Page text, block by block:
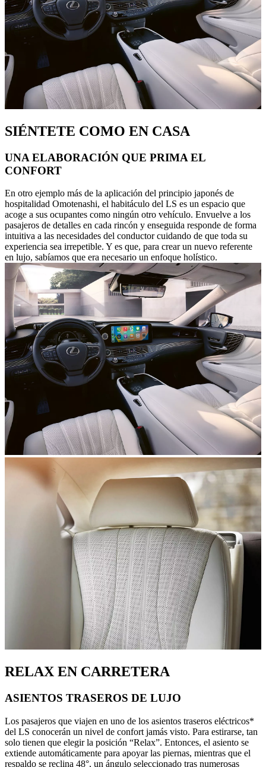
SIÉNTETE COMO EN CASA
UNA ELABORACIÓN QUE PRIMA EL
CONFORT
En otro ejemplo más de la aplicación del principio japonés de
hospitalidad Omotenashi, el habitáculo del LS es un espacio que
acoge a sus ocupantes como ningún otro vehículo. Envuelve a los
pasajeros de detalles en cada rincón y enseguida responde de forma
intuitiva a las necesidades del conductor cuidando de que toda su
experiencia sea irrepetible. Y es que, para crear un nuevo referente
en lujo, sabíamos que era necesario un enfoque holístico.
RELAX EN CARRETERA
ASIENTOS TRASEROS DE LUJO
Los pasajeros que viajen en uno de los asientos traseros eléctricos*
del LS conocerán un nivel de confort jamás visto. Para estirarse, tan
solo tienen que elegir la posición “Relax”. Entonces, el asiento se
extiende automáticamente para apoyar las piernas, mientras que el
respaldo se reclina 48°, un ángulo seleccionado tras numerosas